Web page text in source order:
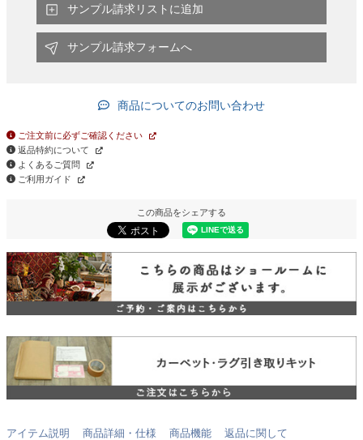
サンプル請求リストに追加
サンプル請求フォームへ
商品についてのお問い合わせ
ご注文前に必ずご確認ください
返品特約について
よくあるご質問
ご利用ガイド
この商品をシェアする
アイテム説明 商品詳細・仕様 商品機能 返品に関して